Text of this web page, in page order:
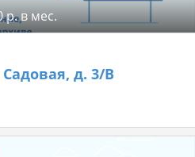
р. в мес.
д. 3/В